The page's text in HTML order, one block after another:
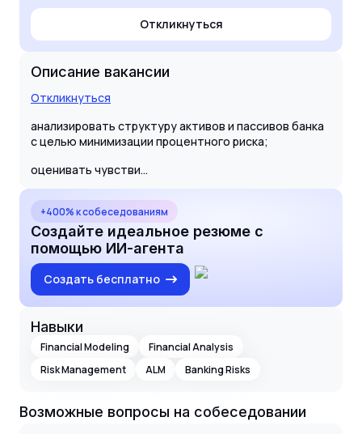
Откликнуться
Описание вакансии
Откликнуться
анализировать структуру активов и пассивов банка
с целью минимизации процентного риска;
оценивать чувстви...
+400% к собеседованиям
Создайте идеальное резюме с
помощью ИИ-агента
Создать бесплатно
Навыки
Financial Modeling
Financial Analysis
Risk Management
ALM Banking Risks
Возможные вопросы на собеседовании